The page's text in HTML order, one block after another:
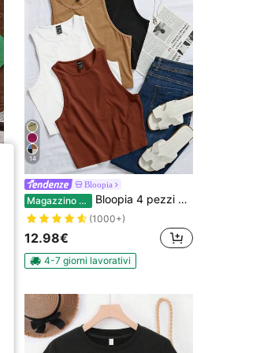
14
Bloopia
Magazzino EU Bloopia 4 pezzi Canotta in maglia a coste monocolore
(1000+)
12.98€
4-7 giorni lavorativi